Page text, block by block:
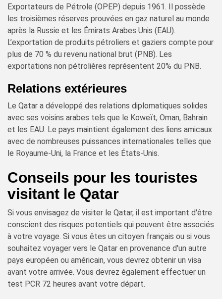
Exportateurs de Pétrole (OPEP) depuis 1961. Il possède
les troisièmes réserves prouvées en gaz naturel au monde
après la Russie et les Émirats Arabes Unis (EAU).
L’exportation de produits pétroliers et gaziers compte pour
plus de 70 % du revenu national brut (PNB). Les
exportations non pétrolières représentent 20% du PNB.
Relations extérieures
Le Qatar a développé des relations diplomatiques solides
avec ses voisins arabes tels que le Koweït, Oman, Bahrain
et les EAU. Le pays maintient également des liens amicaux
avec de nombreuses puissances internationales telles que
le Royaume-Uni, la France et les États-Unis.
Conseils pour les touristes
visitant le Qatar
Si vous envisagez de visiter le Qatar, il est important d'être
conscient des risques potentiels qui peuvent être associés
à votre voyage. Si vous êtes un citoyen français ou si vous
souhaitez voyager vers le Qatar en provenance d'un autre
pays européen ou américain, vous devrez obtenir un visa
avant votre arrivée. Vous devrez également effectuer un
test PCR 72 heures avant votre départ.